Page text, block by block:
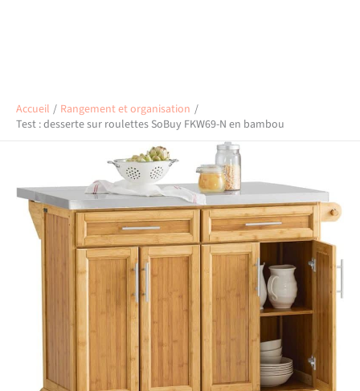
Accueil
Rangement et organisation
Test : desserte sur roulettes SoBuy FKW69-N en bambou